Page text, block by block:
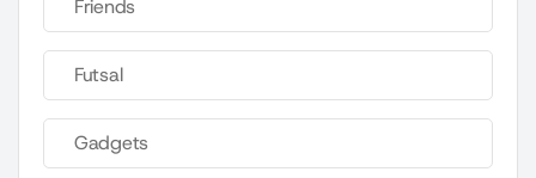
Friends
Futsal
Gadgets